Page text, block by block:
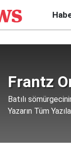
Frantz
Batılı
Yazarın Tüm